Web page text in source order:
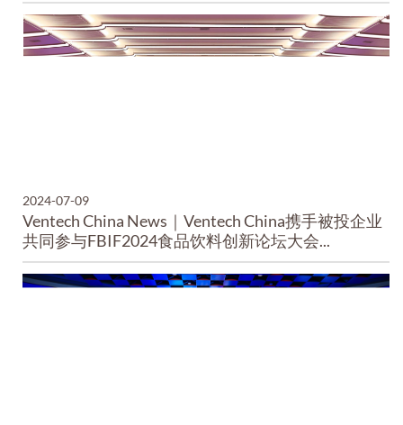
2024-07-09
Ventech China News｜Ventech China携手被投企业
共同参与FBIF2024食品饮料创新论坛大会...